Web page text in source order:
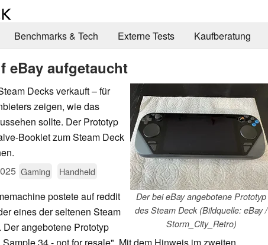
Benchmarks & Tech Externe Tests Kaufberatung
eBay aufgetaucht
Der bei eBay angebotene Prototyp
des Steam Deck (Bildquelle: eBay /
Storm_City_Retro)
Decks verkauft – für
zeigen, wie das
sollte. Der Prototyp
Booklet zum Steam Deck
Gaming Handheld
postete auf reddit
eines der seltenen Steam
angebotene Prototyp